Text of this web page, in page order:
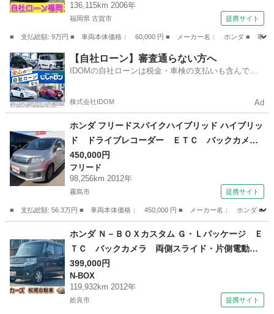
136,115km 2006年
福岡県 古賀市 提携サイト
■ 支払総額: 9万円 ■ 車両本体価格： 60,000 円 ■ メーカー名： ホンダ ■ 車
福岡 古賀市 ゼスト
【自社ローン】審査通らない方へ
IDOMの自社ローンは税金・車検の支払いも含んでい
株式会社IDOM Ad
ホンダ フリードスパイクハイブリッド ハイブリッ
ド ドライブレコーダー ＥＴＣ バックカメ
ラ ナビ ＴＶ 両側スライド・片側電動 オー
トライト ＨＩＤ キーレスエントリー アイド
リングストップ 電動格納ミラー ＣＶＴ 盗難
防止システム 衝突安全ボディ （車検整備付）
450,000円
フリード
98,256km 2012年
霧島市 提携サイト
■ 支払総額: 56.3万円 ■ 車両本体価格： 450,000 円 ■ メーカー名： ホンダ ■
フリード
ホンダ Ｎ－ＢＯＸカスタム Ｇ・Ｌパッケージ Ｅ
ＴＣ バックカメラ 両側スライド・片側電動
ナビ ＴＶ オートライト ＨＩＤ スマートキ
ー アイドリングストップ 電動格納ミラー ベ
ンチシート ＣＶＴ 盗難防止システム ＡＢ
399,000円
N-BOX
119,932km 2012年
姶良市 提携サイト